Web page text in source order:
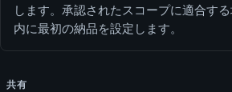
します。承認されたスコープに適合す
内に最初の納品を設定します。
共有